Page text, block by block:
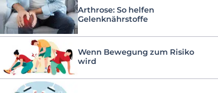
Arthrose: So helfen
Gelenknährstoffe
Wenn Bewegung zum Risiko
wird